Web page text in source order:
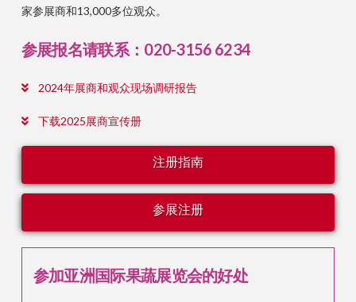
家参展商和13,000多位观众。
参展报名请联系： 020-3156 6234
2024年展商和观众现场调研报告
下载2025展商宣传册
注册指南
参展注册
参加亚洲国际果蔬展览会的好处